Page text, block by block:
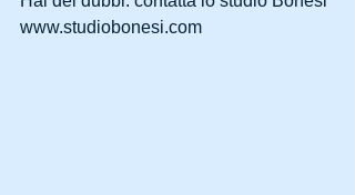
www.studiobonesi.com